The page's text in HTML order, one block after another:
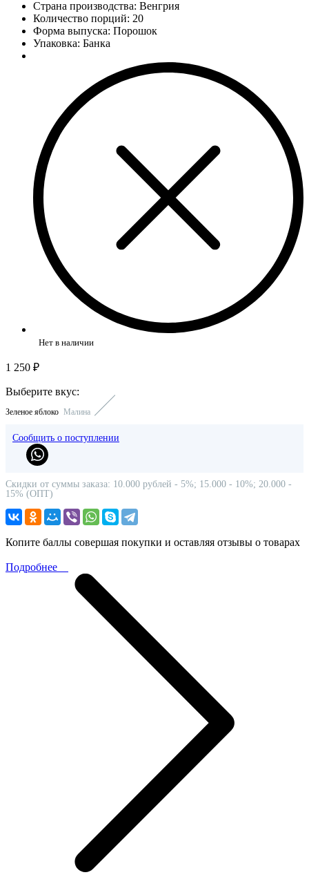
Страна производства: Венгрия
Количество порций: 20
Форма выпуска: Порошок
Упаковка: Банка
Нет в наличии
1 250 ₽
Выберите вкус:
Зеленое яблоко Малина
Сообщить о поступлении
Скидки от суммы заказа: 10.000 рублей - 5%; 15.000 - 10%; 20.000 -
15% (ОПТ)
Копите баллы совершая покупки и оставляя отзывы о товарах
Подробнее